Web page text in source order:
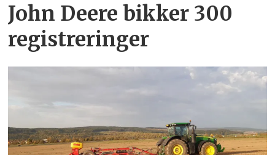
John Deere bikker 300
registreringer